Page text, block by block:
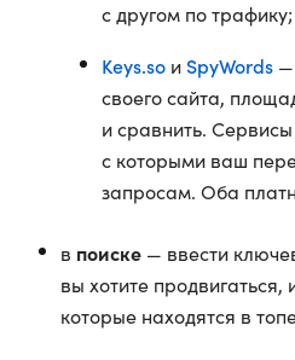
с другом по трафику;
Keys.so и SpyWords —
своего сайта,
и сравнить.
с которыми ваш
запросам. Оба
в поиске — ввести
вы хотите продвигаться,
которые находятся в